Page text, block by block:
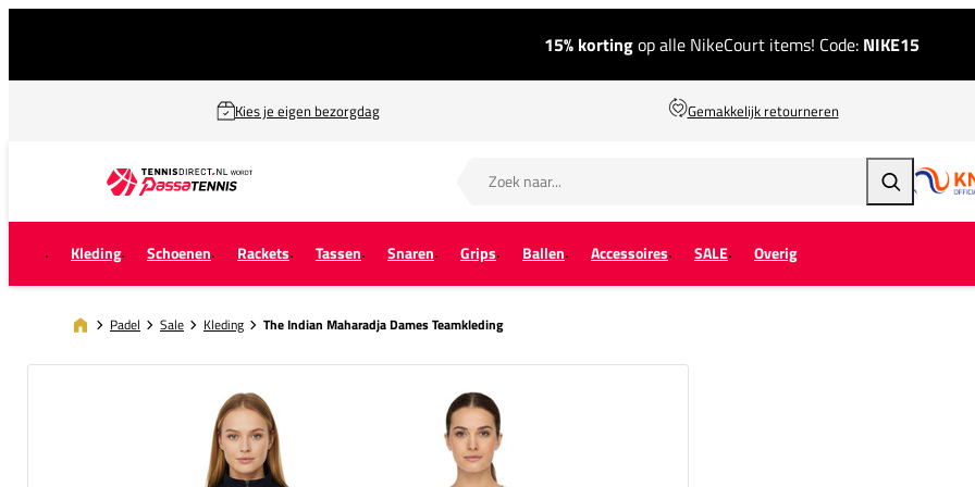
15% kortingop alle NikeCourt items! Code: NIKE15
Kies je eigen bezorgdag Gemakkelijk retourneren
Zoeken
Kleding Schoenen Rackets Tassen Snaren Grips Ballen Accessoires SALE Overig
Padel Sale Kleding The Indian Maharadja Dames Teamkleding